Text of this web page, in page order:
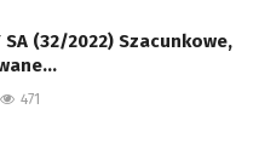
SA (32/2022) Szacunkowe,
471